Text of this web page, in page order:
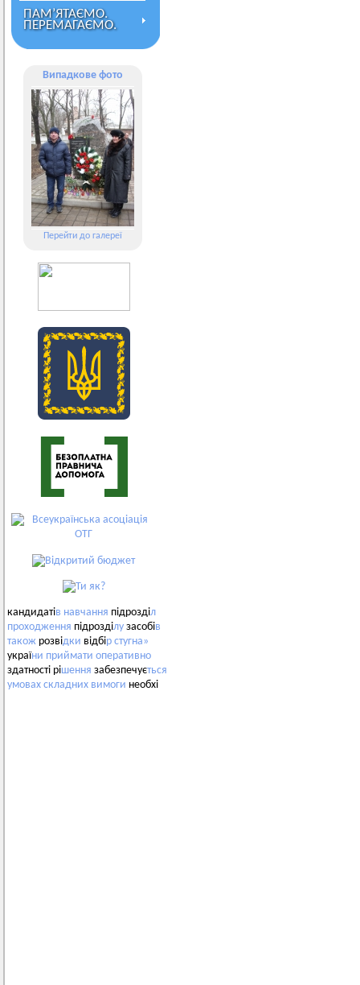
ПАМ’ЯТАЄМО.
ПЕРЕМАГАЄМО.
Випадкове фото
Перейти до галереї
кандидатів навчання підрозділ
проходження підрозділу засобів
також розвідки відбір стугна»
україни приймати оперативно
здатності рішення забезпечується
умовах складних вимоги необхі